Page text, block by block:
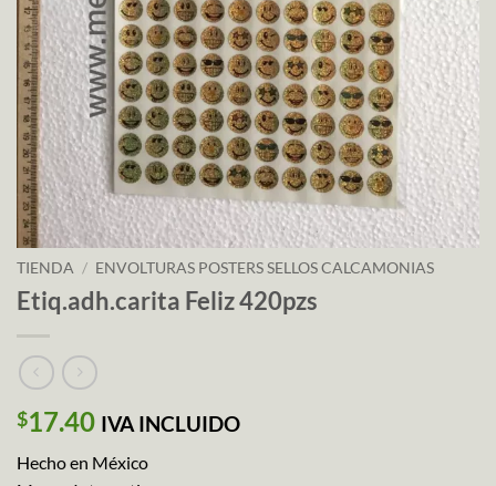
TIENDA / ENVOLTURAS POSTERS SELLOS CALCAMONIAS
Etiq.adh.carita Feliz 420pzs
$17.40 IVA INCLUIDO
Hecho en México